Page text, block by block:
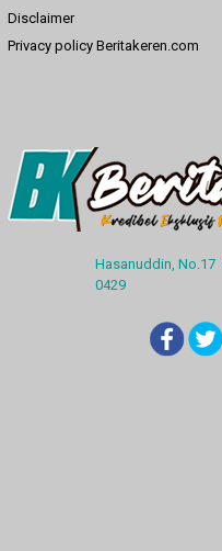
Disclaimer
Privacy policy Beritakeren.com
Hasanuddin, No.17
0429